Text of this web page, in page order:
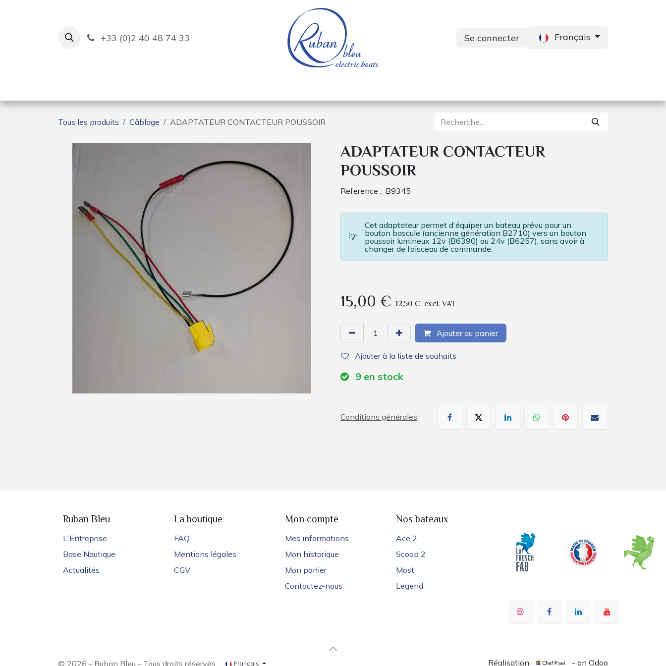
+33 (0)2 40 48 74 33 Se connecter Français
Tous les produits Câblage ADAPTATEUR CONTACTEUR POUSSOIR
ADAPTATEUR CONTACTEUR
POUSSOIR
Reference : B9345
💡
Cet adaptateur permet d'équiper un bateau prévu pour un
bouton bascule (ancienne génération B2710) vers un bouton
poussoir lumineux 12v (B6390) ou 24v (B6257), sans avoir à
changer de faisceau de commande.
15,00 € 12,50 € excl. VAT
Ajouter au panier
Ajouter à la liste de souhaits
9 en stock
Conditions générales
Ruban Bleu
L'Entreprise
Base Nautique
Actualités
La boutique
FAQ
Mentions légales
CGV
Mon compte
Mes informations
Mon historique
Mon panier
Contactez-nous
Nos bateaux
Ace 2
Scoop 2
Most
Legend
© 2026 - Ruban Bleu - Tous droits réservés Français Réalisation - on Odoo